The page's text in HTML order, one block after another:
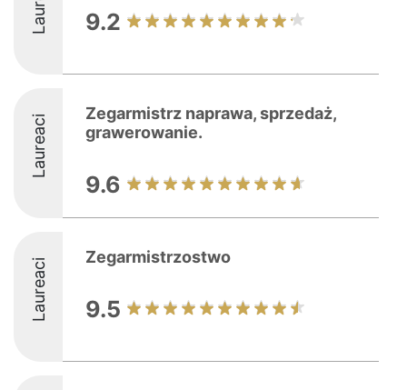
9.2
Laureaci
Zegarmistrz naprawa, sprzedaż,
grawerowanie.
9.6
Laureaci Zegarmistrzostwo
9.5